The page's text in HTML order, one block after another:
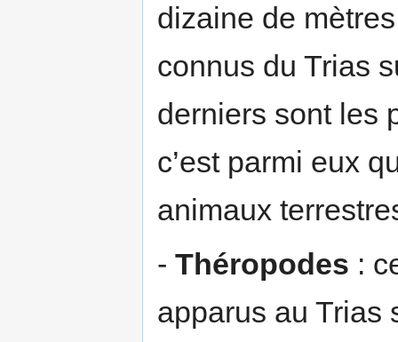
dizaine de
connus du Trias
derniers sont les
c’est parmi eux
animaux
- Théropodes :
apparus au Trias